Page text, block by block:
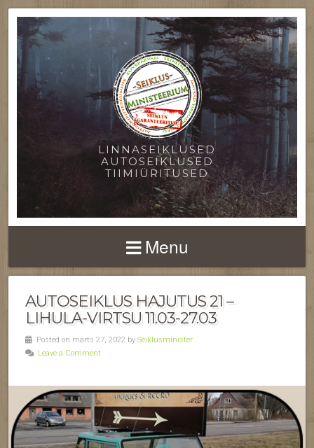
LINNASEIKLUSED
AUTOSEIKLUSED
TIIMIÜRITUSED
Menu
AUTOSEIKLUS HAJUTUS 21 –
LIHULA-VIRTSU 11.03-27.03
Posted on märts 27, 2022 by Seiklusminister
Leave a Comment